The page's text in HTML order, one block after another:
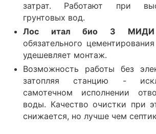
затрат. Работают при
грунтовых вод.
Лос итал био 3 МИДИ
обязательного
удешевляет монтаж.
Возможность работы без
затопляя станцию -
самотечном исполнении
воды. Качество очистки при
снижается, но лучше чем